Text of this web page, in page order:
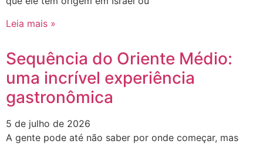
Leia mais »
Sequência do Oriente Médio:
uma incrível experiência
gastronômica
5 de julho de 2026
A gente pode até não saber por onde começar, mas